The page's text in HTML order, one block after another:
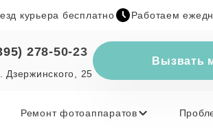
курьера бесплатно Работаем
278-50-23
Дзержинского, 25
Вызвать
Ремонт фотоаппаратов